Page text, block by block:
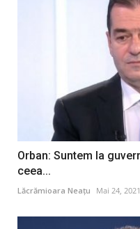
Orban: Suntem la
ceea...
Lăcrămioara Neațu Mai 24, 2021